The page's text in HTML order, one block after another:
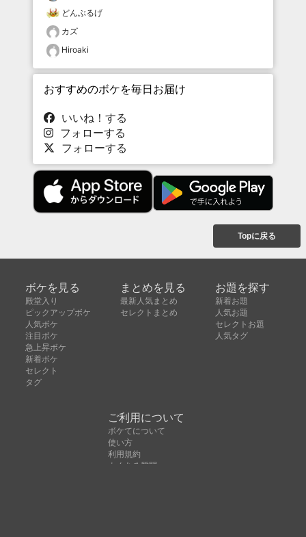
どんぶるげ
カズ
Hiroaki
おすすめのボケを毎日お届け
いいね！する
フォローする
フォローする
Topに戻る
ボケを見る
殿堂入り
ピックアップボケ
人気ボケ
注目ボケ
急上昇ボケ
新着ボケ
セレクト
タグ
まとめを見る
最新人気まとめ
セレクトまとめ
お題を探す
新着お題
人気お題
セレクトお題
人気タグ
ご利用について
ボケてについて
使い方
利用規約
よくある質問